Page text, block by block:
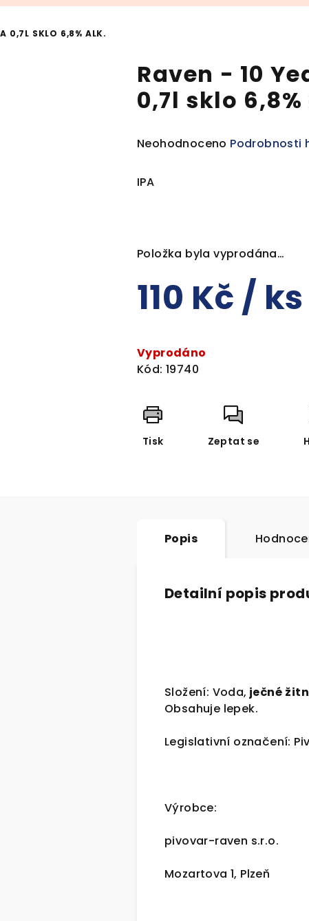
0,7L SKLO 6,8% ALK.
Raven - 10
0,7l sklo
Průměrné
produktu
hvězdiček.
Neohodnoceno Podrobnosti
IPA
Položka byla vyprodána…
110 Kč / ks
cena:
Vyprodáno
Kód: 19740
Tisk Zeptat se
Popis
Detailní popis
Složení: Voda, ječné
Obsahuje lepek.
Legislativní označení:
Výrobce:
pivovar-raven s.r.o.
Mozartova 1, Plzeň